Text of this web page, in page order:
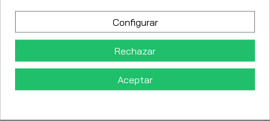
Gianni Kavanagh vestido vestido casual negro vestido cómodo mujer
vestido versátil mujer
FECHA ESTIMADA DE ENTREGA:
CttExpress 24/48h -Lunes 10 Agosto, 2026
Configurar
Rechazar
Aceptar